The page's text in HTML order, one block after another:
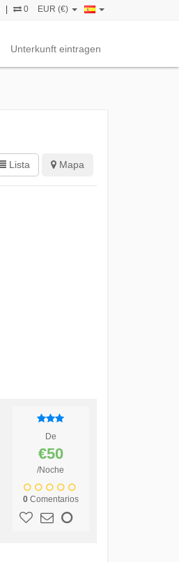
0 EUR (€)
Unterkunft eintragen
Lista Mapa
De
€50
/Noche
0Comentarios